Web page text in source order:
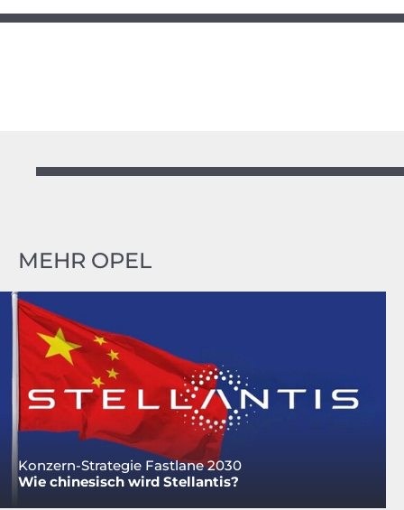
MEHR OPEL
Konzern-Strategie Fastlane 2030
Wie chinesisch wird Stellantis?